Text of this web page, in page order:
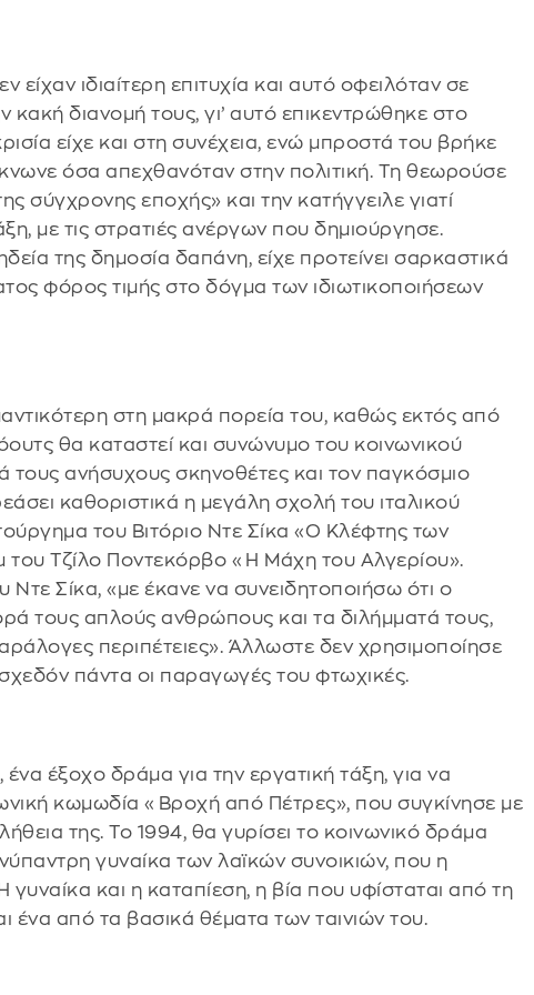
είχαν ιδιαίτερη επιτυχία και αυτό οφειλόταν σε
διανομή τους, γι’ αυτό επικεντρώθηκε στο
είχε και στη συνέχεια, ενώ μπροστά του βρήκε
όσα απεχθανόταν στην πολιτική. Τη θεωρούσε
σύγχρονης εποχής» και την κατήγγειλε γιατί
με τις στρατιές ανέργων που δημιούργησε.
της δημοσία δαπάνη, είχε προτείνει σαρκαστικά
φόρος τιμής στο δόγμα των ιδιωτικοποιήσεων
στη μακρά πορεία του, καθώς εκτός από
θα καταστεί και συνώνυμο του κοινωνικού
τους ανήσυχους σκηνοθέτες και τον παγκόσμιο
καθοριστικά η μεγάλη σχολή του ιταλικού
του Βιτόριο Ντε Σίκα «Ο Κλέφτης των
του Τζίλο Ποντεκόρβο «Η Μάχη του Αλγερίου».
Ντε Σίκα, «με έκανε να συνειδητοποιήσω ότι ο
τους απλούς ανθρώπους και τα διλήμματά τους,
περιπέτειες». Άλλωστε δεν χρησιμοποίησε
σχεδόν πάντα οι παραγωγές του φτωχικές.
έξοχο δράμα για την εργατική τάξη, για να
κωμωδία «Βροχή από Πέτρες», που συγκίνησε με
της. Το 1994, θα γυρίσει το κοινωνικό δράμα
γυναίκα των λαϊκών συνοικιών, που η
γυναίκα και η καταπίεση, η βία που υφίσταται από τη
ένα από τα βασικά θέματα των ταινιών του.